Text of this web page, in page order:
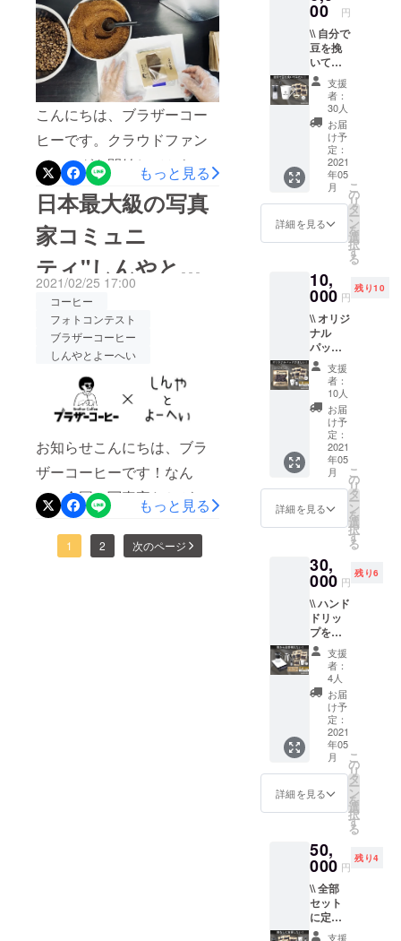
思います。また、支援いた
だいた皆様にはこのコンテ
ストの優勝者を決めるお手
伝いをしていただきたいと
思っております。そちらの
情報に関しては、以前活動
報告であげましたブラザー
コーヒーのオープンチャッ
トでお伝えいたしますので
ご参加お待ちしておりま
す。※オープンチャット参加
方法はこちら是非皆さん一
緒に盛り上げていきましょ
う！！よろしくお願いしま
す！
ご参加ください。我々が目
指す次なる目標は”150万
円”です！まだまだ、我たち
の相棒をもっともっと増や
していきたいと思っており
ますので皆様にも引き続き
サポートして頂けると嬉し
いです！167人の相棒の皆
様、感謝の気持ちと共にリ
ターンをお送りするまで暫
しお待ち下さい。
た！
こんにちは、ブラザーコー
ヒーです。クラウドファン
ディングを開始してから1週
間が経ちましたが、既に
917,240円と非常に多くの支
援を頂いております！あり
がとうございます！ひとつ
の大台である1,000,000円ま
であと一歩まで来ておりま
すので引き続きサポートよ
ろしくお願いいたします。
さて、以前の活動報告で”し
んやとよーへい”と”ブラザー
コーヒー”のコラボ実現のご
報告を差し上げました！昨
日、コンテストの参加者の
最終の人数がわかりまし
た。なんと97名のご応募を
もっと見る
日本最大級の写真
家コミュニ
ティ"しんやと
よーへい"と"ブラ
ザーコーヒー"の
コラボが実現！！
2021/02/25 17:00
コーヒー
フォトコンテスト
ブラザーコーヒー
しんやとよーへい
お知らせこんにちは、ブラ
ザーコーヒーです！なん
と、全国の写真家たちが参
加するフォトコンテストの
題材としてブラザーコー
もっと見る
1 2 次のページ
好み診
トをお
届けす
る基本
プラン
です。
ハンド
ドリッ
プに必
要な
グッズ
が付い
ている
ので、
コー
ない方
でも気
しめま
す！
00 円
\\ 自分で
豆を挽
いてみ
たい方
に //
【内
容：好
み診断
セット
(2回配
送) + 簡
易ド
リッ
パー +
コー
ター +
ステッ
カー +
マグ
カップ
+ ハン
ドミ
ル】
HARIO
のハン
ドミル
もセッ
トなの
で、自
分で豆
を挽く
ところ
ラウド
ファン
グ限定
のマグ
カップ
に淹れ
てお楽
しみく
ださ
い。
支援
者：
30人
お届
け予
定：
2021
年05
月
詳細を見る
こ
の
リ
タ
ー
ン
を
選
択
す
る
10,
000 円
残り10
\\ オリジ
ナル
パック
と定期
便が
セット
に //
【内
容：好
み診断
セット
(2回配
送) + 簡
易ド
リッ
ヒー
フィル
ター +
ステッ
カー +
マグ
カップ
+ ハン
ドミル
+ 名前
入り
パッ
ケージ
豆(3杯
分) +
1ヶ月分
の定期
入った
オリジ
パッ
ケージ
豆をプ
レゼン
支援
者：
10人
お届
け予
定：
2021
年05
月
詳細を見る
こ
の
リ
タ
ー
ン
を
選
択
す
る
30,
000 円
残り6
\\ ハンド
ドリッ
プを極
める全
てが詰
まった
セット //
【内
容：好
み診断
セット
(2回配
送) +
コー
ヒー
ステッ
カー +
マグ
カップ
+ ハン
ドミル
+ 名前
支援
者：
4人
お届
け予
定：
2021
年05
月
詳細を見る
こ
の
リ
タ
ー
ン
を
選
択
す
る
50,
000 円
残り4
\\ 全部
セット
に定期
便6ヶ月
支援